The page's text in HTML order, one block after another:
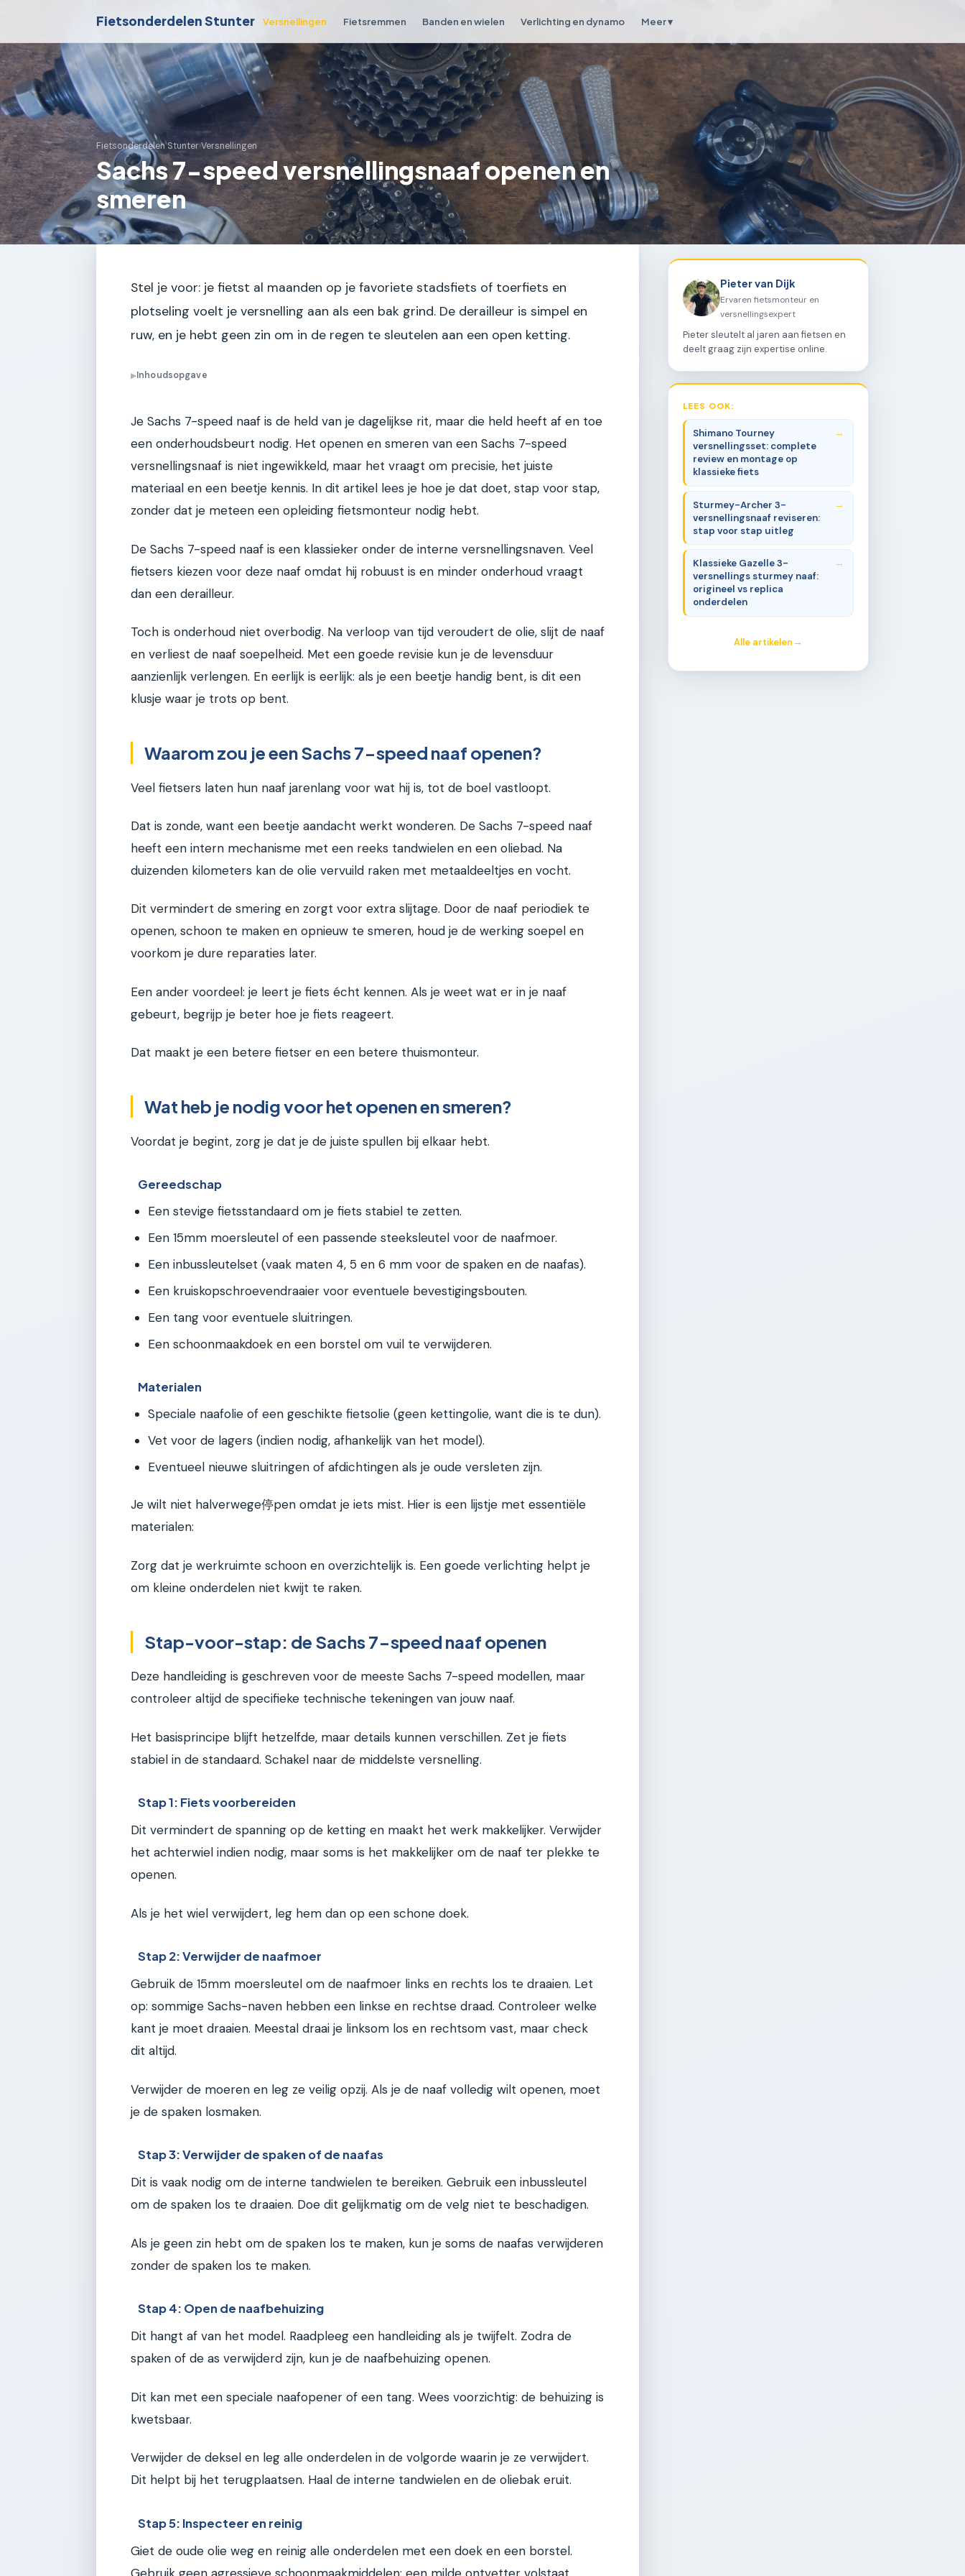
Fietsonderdelen Stunter Versnellingen Fietsremmen Banden en wielen Verlichting en dynamo Meer ▾
Fietsonderdelen Stunter›Versnellingen
Sachs 7-speed versnellingsnaaf openen en
smeren
Stel je voor: je fietst al maanden op je favoriete stadsfiets of toerfiets en
plotseling voelt je versnelling aan als een bak grind. De derailleur is simpel en
ruw, en je hebt geen zin om in de regen te sleutelen aan een open ketting.
▶Inhoudsopgave
Je Sachs 7-speed naaf is de held van je dagelijkse rit, maar die held heeft af en toe
een onderhoudsbeurt nodig. Het openen en smeren van een Sachs 7-speed
versnellingsnaaf is niet ingewikkeld, maar het vraagt om precisie, het juiste
materiaal en een beetje kennis. In dit artikel lees je hoe je dat doet, stap voor stap,
zonder dat je meteen een opleiding fietsmonteur nodig hebt.
De Sachs 7-speed naaf is een klassieker onder de interne versnellingsnaven. Veel
fietsers kiezen voor deze naaf omdat hij robuust is en minder onderhoud vraagt
dan een derailleur.
Toch is onderhoud niet overbodig. Na verloop van tijd veroudert de olie, slijt de naaf
en verliest de naaf soepelheid. Met een goede revisie kun je de levensduur
aanzienlijk verlengen. En eerlijk is eerlijk: als je een beetje handig bent, is dit een
klusje waar je trots op bent.
Waarom zou je een Sachs 7-speed naaf openen?
Veel fietsers laten hun naaf jarenlang voor wat hij is, tot de boel vastloopt.
Dat is zonde, want een beetje aandacht werkt wonderen. De Sachs 7-speed naaf
heeft een intern mechanisme met een reeks tandwielen en een oliebad. Na
duizenden kilometers kan de olie vervuild raken met metaaldeeltjes en vocht.
Dit vermindert de smering en zorgt voor extra slijtage. Door de naaf periodiek te
openen, schoon te maken en opnieuw te smeren, houd je de werking soepel en
voorkom je dure reparaties later.
Een ander voordeel: je leert je fiets écht kennen. Als je weet wat er in je naaf
gebeurt, begrijp je beter hoe je fiets reageert.
Dat maakt je een betere fietser en een betere thuismonteur.
Wat heb je nodig voor het openen en smeren?
Voordat je begint, zorg je dat je de juiste spullen bij elkaar hebt.
Gereedschap
Een stevige fietsstandaard om je fiets stabiel te zetten.
Een 15mm moersleutel of een passende steeksleutel voor de naafmoer.
Een inbussleutelset (vaak maten 4, 5 en 6 mm voor de spaken en de naafas).
Een kruiskopschroevendraaier voor eventuele bevestigingsbouten.
Een tang voor eventuele sluitringen.
Een schoonmaakdoek en een borstel om vuil te verwijderen.
Materialen
Speciale naafolie of een geschikte fietsolie (geen kettingolie, want die is te dun).
Vet voor de lagers (indien nodig, afhankelijk van het model).
Eventueel nieuwe sluitringen of afdichtingen als je oude versleten zijn.
Je wilt niet halverwege停pen omdat je iets mist. Hier is een lijstje met essentiële
materialen:
Zorg dat je werkruimte schoon en overzichtelijk is. Een goede verlichting helpt je
om kleine onderdelen niet kwijt te raken.
Stap-voor-stap: de Sachs 7-speed naaf openen
Deze handleiding is geschreven voor de meeste Sachs 7-speed modellen, maar
controleer altijd de specifieke technische tekeningen van jouw naaf.
Het basisprincipe blijft hetzelfde, maar details kunnen verschillen. Zet je fiets
stabiel in de standaard. Schakel naar de middelste versnelling.
Stap 1: Fiets voorbereiden
Dit vermindert de spanning op de ketting en maakt het werk makkelijker. Verwijder
het achterwiel indien nodig, maar soms is het makkelijker om de naaf ter plekke te
openen.
Als je het wiel verwijdert, leg hem dan op een schone doek.
Stap 2: Verwijder de naafmoer
Gebruik de 15mm moersleutel om de naafmoer links en rechts los te draaien. Let
op: sommige Sachs-naven hebben een linkse en rechtse draad. Controleer welke
kant je moet draaien. Meestal draai je linksom los en rechtsom vast, maar check
dit altijd.
Verwijder de moeren en leg ze veilig opzij. Als je de naaf volledig wilt openen, moet
je de spaken losmaken.
Stap 3: Verwijder de spaken of de naafas
Dit is vaak nodig om de interne tandwielen te bereiken. Gebruik een inbussleutel
om de spaken los te draaien. Doe dit gelijkmatig om de velg niet te beschadigen.
Als je geen zin hebt om de spaken los te maken, kun je soms de naafas verwijderen
zonder de spaken los te maken.
Stap 4: Open de naafbehuizing
Dit hangt af van het model. Raadpleeg een handleiding als je twijfelt. Zodra de
spaken of de as verwijderd zijn, kun je de naafbehuizing openen.
Dit kan met een speciale naafopener of een tang. Wees voorzichtig: de behuizing is
kwetsbaar.
Verwijder de deksel en leg alle onderdelen in de volgorde waarin je ze verwijdert.
Dit helpt bij het terugplaatsen. Haal de interne tandwielen en de oliebak eruit.
Stap 5: Inspecteer en reinig
Giet de oude olie weg en reinig alle onderdelen met een doek en een borstel.
Gebruik geen agressieve schoonmaakmiddelen; een milde ontvetter volstaat.
Pieter van Dijk
Ervaren fietsmonteur en
versnellingsexpert
Pieter sleutelt al jaren aan fietsen en
deelt graag zijn expertise online.
LEES OOK:
Shimano Tourney
versnellingsset: complete
review en montage op
klassieke fiets
Sturmey-Archer 3-
versnellingsnaaf reviseren:
stap voor stap uitleg
Klassieke Gazelle 3-
versnellings sturmey naaf:
origineel vs replica
onderdelen
Alle artikelen